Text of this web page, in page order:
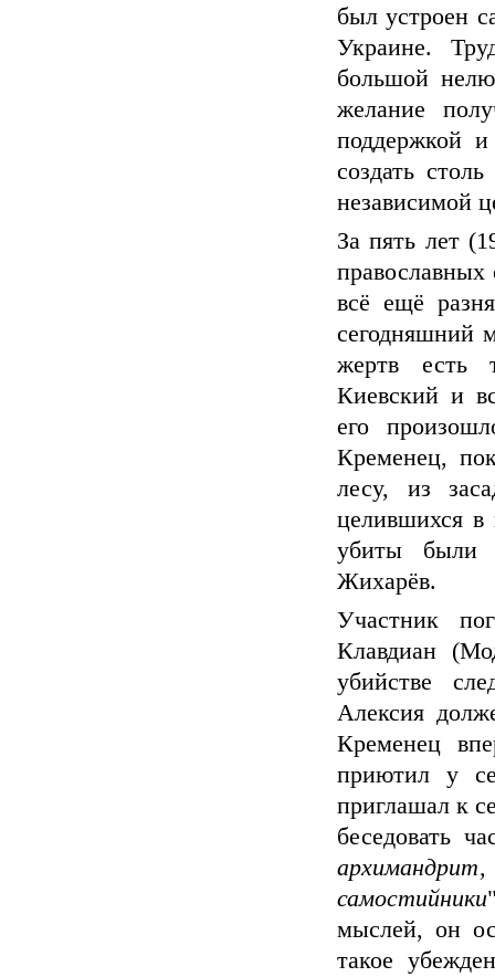
был устроен
Украине.
большой
желание
поддержкой и
создать
независимой
За пять лет
всё ещё
сегодняшний
жертв есть
Киевский и
его
Кременец,
лесу, из
целившихся
убиты
Жихарёв.
Участник
Клавдиан
убийстве
Алексия
Кременец
приютил у
приглашал к
беседовать
самостийники
мыслей, он
такое